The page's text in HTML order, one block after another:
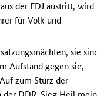
der FDJ austritt, wird
für Volk und
sie
Aufstand gegen sie,
zum Sturz der